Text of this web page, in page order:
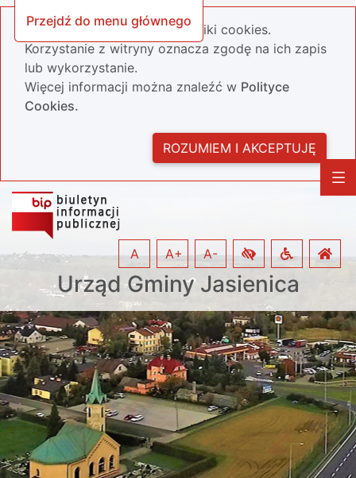
Przejdź do menu głównego
Nasza strona wykorzystuje pliki cookies.
Korzystanie z witryny oznacza zgodę na ich zapis
lub wykorzystanie.
Więcej informacji można znaleźć w Polityce
Cookies.
ROZUMIEM I AKCEPTUJĘ
Urząd Gminy Jasienica
A A+ A-